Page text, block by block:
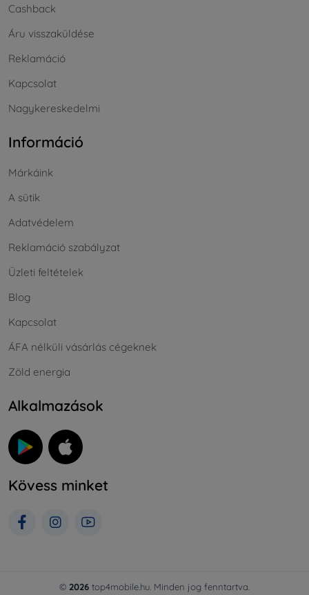
Cashback
Áru visszaküldése
Reklamáció
Kapcsolat
Nagykereskedelmi
Információ
Márkáink
A sütik
Adatvédelem
Reklamáció szabályzat
Üzleti feltételek
Blog
Kapcsolat
ÁFA nélküli vásárlás cégeknek
Zöld energia
Alkalmazások
Kövess minket
© 2026 top4mobile.hu. Minden jog fenntartva.